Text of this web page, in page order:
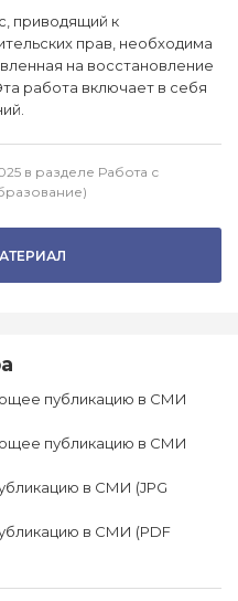
приводящий к
прав, необходима
на восстановление
работа включает в себя
в разделе Работа с
публикацию в СМИ
публикацию в СМИ
в СМИ (JPG
в СМИ (PDF